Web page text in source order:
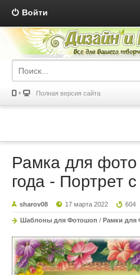
Войти
Полная версия сайта
Рамка для
года - Портрет
sharov08 17 марта 2022 604
Шаблоны для Фотошоп / Рамки для